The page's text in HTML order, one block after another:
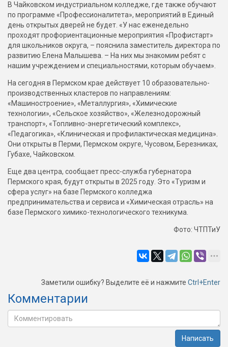
В Чайковском индустриальном колледже, где также обучают
по программе «Профессионалитета», мероприятий в Единый
день открытых дверей не будет. «У нас еженедельно
проходят профориентационные мероприятия «Профистарт»
для школьников округа, – пояснила заместитель директора по
развитию Елена Малышева. – На них мы знакомим ребят с
нашим учреждением и специальностями, которым обучаем».
На сегодня в Пермском крае действует 10 образовательно-
производственных кластеров по направлениям:
«Машиностроение», «Металлургия», «Химические
технологии», «Сельское хозяйство», «Железнодорожный
транспорт», «Топливно-энергетический комплекс»,
«Педагогика», «Клиническая и профилактическая медицина».
Они открыты в Перми, Пермском округе, Чусовом, Березниках,
Губахе, Чайковском.
Еще два центра, сообщает пресс-служба губернатора
Пермского края, будут открыты в 2025 году. Это «Туризм и
сфера услуг» на базе Пермского колледжа
предпринимательства и сервиса и «Химическая отрасль» на
базе Пермского химико-технологического техникума.
Фото: ЧТПТиУ
Заметили ошибку? Выделите её и нажмите Ctrl+Enter
Комментарии
Написать